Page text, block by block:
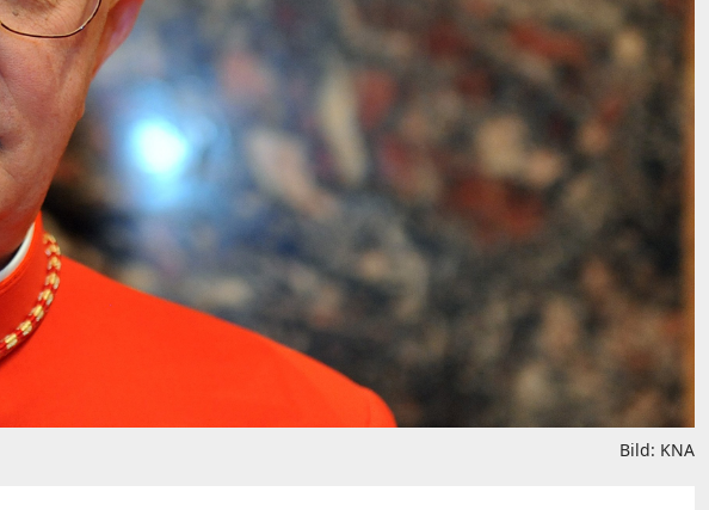
Bild: KNA